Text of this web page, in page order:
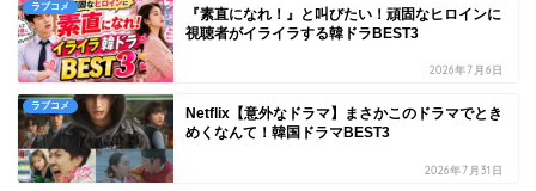
ラブコメ
『素直になれ！』と叫びたい！頑固なヒロインに
視聴者がイライラする韓ドラBEST3
2026年7月6日
ラブコメ
Netflix【意外なドラマ】まさかこのドラマでとき
めくなんて！韓国ドラマBEST3
2026年7月31日